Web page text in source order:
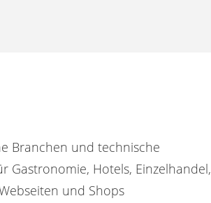
Branchen und technische
Hotels, Einzelhandel,
und Shops